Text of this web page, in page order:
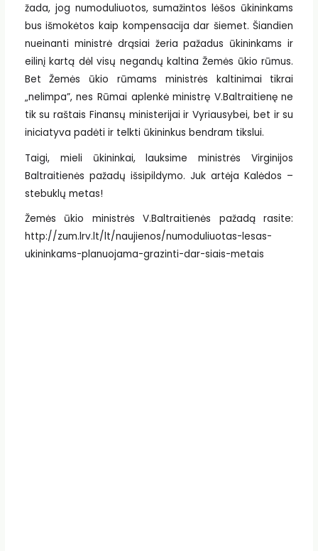
žada, jog numoduliuotos, sumažintos lėšos ūkininkams
bus išmokėtos kaip kompensacija dar šiemet. Šiandien
nueinanti ministrė drąsiai žeria pažadus ūkininkams ir
eilinį kartą dėl visų negandų kaltina Žemės ūkio rūmus.
Bet Žemės ūkio rūmams ministrės kaltinimai tikrai
„nelimpa”, nes Rūmai aplenkė ministrę V.Baltraitienę ne
tik su raštais Finansų ministerijai ir Vyriausybei, bet ir su
iniciatyva padėti ir telkti ūkininkus bendram tikslui.
Taigi, mieli ūkininkai, lauksime ministrės Virginijos
Baltraitienės pažadų išsipildymo. Juk artėja Kalėdos –
stebuklų metas!
Žemės ūkio ministrės V.Baltraitienės pažadą rasite:
http://zum.lrv.lt/lt/naujienos/numoduliuotas-lesas-
ukininkams-planuojama-grazinti-dar-siais-metais